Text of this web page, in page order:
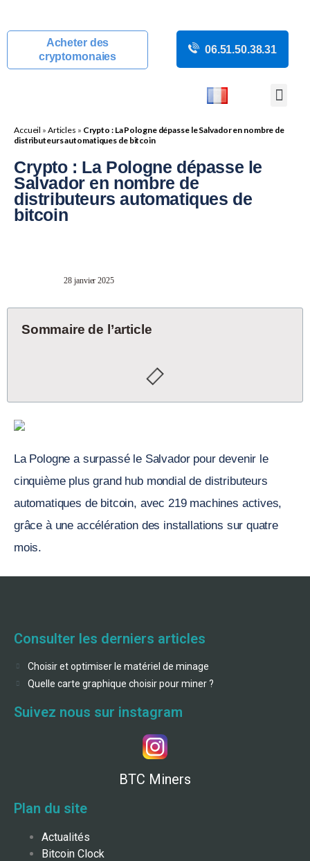
Acheter des
cryptomonaies
06.51.50.38.31
Accueil » Articles » Crypto : La Pologne dépasse le Salvador en nombre de
distributeurs automatiques de bitcoin
Crypto : La Pologne dépasse le
Salvador en nombre de
distributeurs automatiques de
bitcoin
28 janvier 2025
Sommaire de l’article
La Pologne a surpassé le Salvador pour devenir le
cinquième plus grand hub mondial de distributeurs
automatiques de bitcoin, avec 219 machines actives,
grâce à une accélération des installations sur quatre
mois.
Consulter les derniers articles
Choisir et optimiser le matériel de minage
Quelle carte graphique choisir pour miner ?
Suivez nous sur instagram
BTC Miners
Plan du site
Actualités
Bitcoin Clock